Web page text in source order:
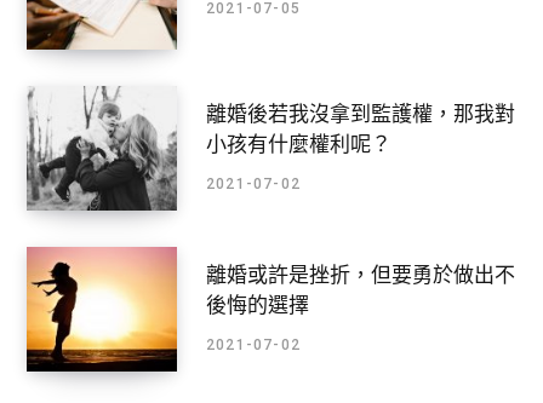
2021-07-05
離婚後若我沒拿到監護權，那我對
小孩有什麼權利呢？
2021-07-02
離婚或許是挫折，但要勇於做出不
後悔的選擇
2021-07-02